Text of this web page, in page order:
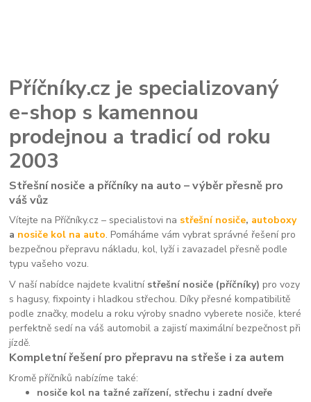
Příčníky.cz je specializovaný
e-shop s kamennou
prodejnou a tradicí od roku
2003
Střešní nosiče a příčníky na auto – výběr přesně pro
váš vůz
Vítejte na Příčníky.cz – specialistovi na střešní nosiče, autoboxy
a nosiče kol na auto. Pomáháme vám vybrat správné řešení pro
bezpečnou přepravu nákladu, kol, lyží i zavazadel přesně podle
typu vašeho vozu.
V naší nabídce najdete kvalitní střešní nosiče (příčníky) pro vozy
s hagusy, fixpointy i hladkou střechou. Díky přesné kompatibilitě
podle značky, modelu a roku výroby snadno vyberete nosiče, které
perfektně sedí na váš automobil a zajistí maximální bezpečnost při
jízdě.
Kompletní řešení pro přepravu na střeše i za autem
Kromě příčníků nabízíme také:
nosiče kol na tažné zařízení, střechu i zadní dveře